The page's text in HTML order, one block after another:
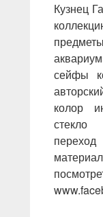
Кузнец
сейфы
колор
стекло